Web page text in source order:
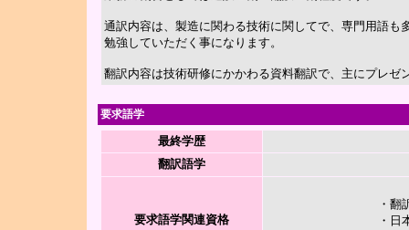
通訳内容は、製造に関わる技術に関してで、専門用語も
勉強していただく事になります。
翻訳内容は技術研修にかかわる資料翻訳で、主にプレゼ
要求語学
最終学歴
翻訳語学
要求語学関連資格
・翻
・日